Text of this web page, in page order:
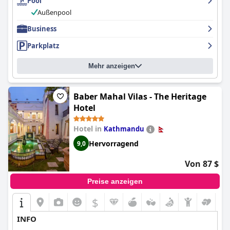
Außenpool
Business
Parkplatz
Mehr anzeigen
Baber Mahal Vilas - The Heritage
Hotel
Hotel in Kathmandu
9,0 Hervorragend
Von 87 $
Preise anzeigen
$
INFO